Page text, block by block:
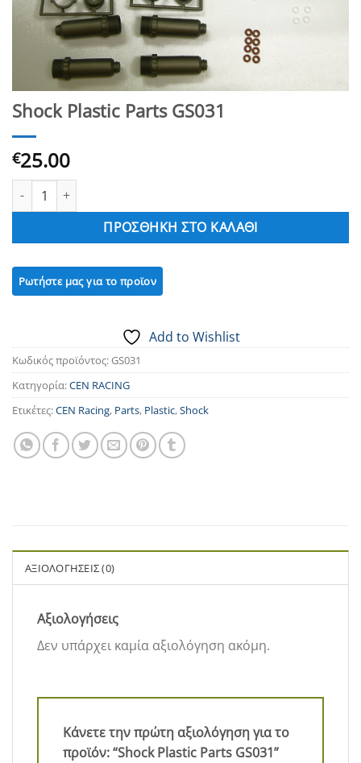
Shock Plastic Parts GS031
€25.00
Shock Plastic Parts GS031 ποσότητα
ΠΡΟΣΘΉΚΗ ΣΤΟ ΚΑΛΆΘΙ
Add to Wishlist
Κωδικός προϊόντος:GS031
Κατηγορία:CEN RACING
Ετικέτες:CEN Racing, Parts, Plastic,Shock
ΑΞΙΟΛΟΓΉΣΕΙΣ (0)
Αξιολογήσεις
Δεν υπάρχει καμία αξιολόγηση ακόμη.
Κάνετε την πρώτη αξιολόγηση για το
προϊόν: “Shock Plastic Parts GS031”